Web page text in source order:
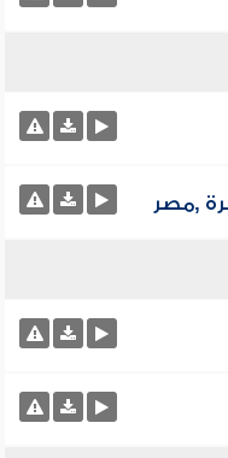
,مصر